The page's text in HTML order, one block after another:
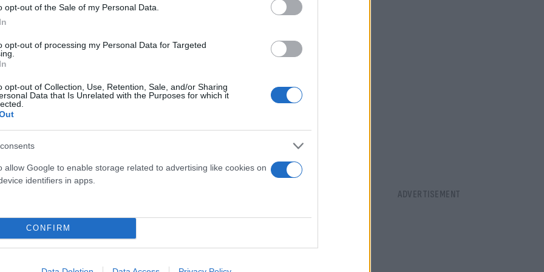
opt-out of the Sale of my Personal Data.
opt-out of processing my Personal Data for Targeted
opt-out of Collection, Use, Retention, Sale, and/or Sharing
Data that Is Unrelated with the Purposes for which it
allow Google to enable storage related to advertising like cookies on
identifiers in apps.
CONFIRM
χρήματα τα οποία θα συγκεντρωθούν από την αξιοποίησή
τους θα αποδοθεί και για δημόσια χρήση) θα διατεθούν
τις Ένοπλες Δυνάμεις που αφορά την κατασκευή κτηριακών
περιοχές.
εξάμηνο του επόμενου έτους, θα παρουσιαστούν δύο ακόμη
και στη συνέχεια αυτό που αφορά την Εφεδρεία.
Εθνικής Άμυνας, σημειώνουν ότι πρόκειται για
των ΜΕΚΟ αλλά και η αντιπυραυλική ασπίδα. Τα
των Επιτελείων με γνώμονα πάντα την τήρηση του